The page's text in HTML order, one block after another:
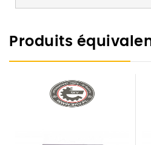
Produits